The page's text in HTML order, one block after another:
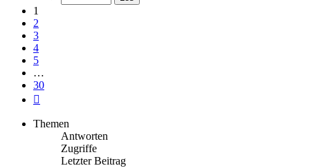
1
2
3
4
5
…
30
Themen
Antworten
Zugriffe
Letzter Beitrag